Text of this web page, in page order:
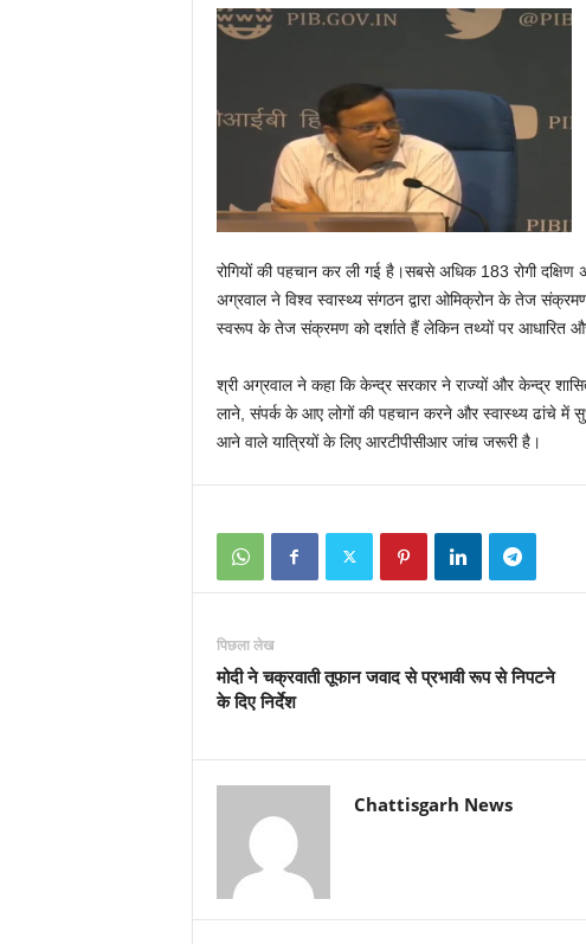
रोगियों की पहचान कर ली गई है।सबसे अधिक 183 रोगी
अग्रवाल ने विश्‍व स्‍वास्‍थ्‍य संगठन द्वारा ओमिक्रोन के तेज
स्‍वरूप के तेज संक्रमण को दर्शाते हैं लेकिन तथ्‍यों पर आधारित
श्री अग्रवाल ने कहा कि केन्‍द्र सरकार ने राज्‍यों और केन्‍द्र
लाने, संपर्क के आए लोगों की पहचान करने और स्‍वास्‍थ्‍य ढांचे में
आने वाले यात्रियों के लिए आरटीपीसीआर जांच जरूरी है।
पिछला लेख
मोदी ने चक्रवाती तूफान जवाद से प्रभावी रूप से निपटने
के दिए निर्देश
Chattisgarh News